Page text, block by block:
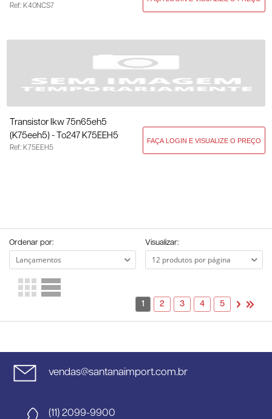
Ref: K40NCS7
Transistor Ikw 75n65eh5
(k75eeh5) - To247 K75EEH5
Ref: K75EEH5
Ordenar por: Visualizar:
1 2 3 4 5
vendas@santanaimport.com.br
(11) 2099-9900